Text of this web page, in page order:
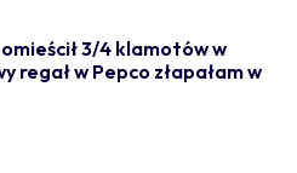
3/4 klamotów w
regał w Pepco złapałam w